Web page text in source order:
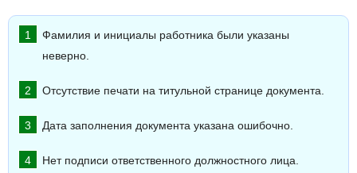
Фамилия и инициалы работника были указаны
неверно.
Отсутствие печати на титульной странице документа.
Дата заполнения документа указана ошибочно.
Нет подписи ответственного должностного лица.